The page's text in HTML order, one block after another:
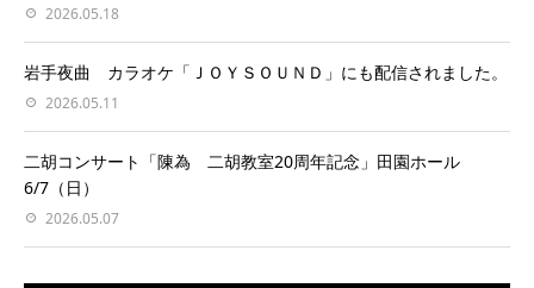
2026.05.18
岩手夜曲 カラオケ「ＪＯＹＳＯＵＮＤ」にも配信されました。
2026.05.11
二胡コンサート「陳為 二胡教室20周年記念」田園ホール
6/7（日）
2026.05.07